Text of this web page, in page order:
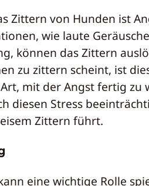
Zittern von Hunden ist
wie laute
können das Zittern
zu zittern scheint, ist
mit der Angst fertig zu
diesen Stress
Zittern führt.
eine wichtige Rolle